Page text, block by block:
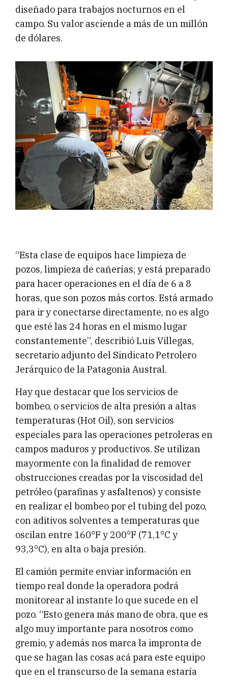
diseñado para trabajos nocturnos en el
campo. Su valor asciende a más de un millón
de dólares.
“Esta clase de equipos hace limpieza de
pozos, limpieza de cañerías; y está preparado
para hacer operaciones en el día de 6 a 8
horas, que son pozos más cortos. Está armado
para ir y conectarse directamente, no es algo
que esté las 24 horas en el mismo lugar
constantemente”, describió Luis Villegas,
secretario adjunto del Sindicato Petrolero
Jerárquico de la Patagonia Austral.
Hay que destacar que los servicios de
bombeo, o servicios de alta presión a altas
temperaturas (Hot Oil), son servicios
especiales para las operaciones petroleras en
campos maduros y productivos. Se utilizan
mayormente con la finalidad de remover
obstrucciones creadas por la viscosidad del
petróleo (parafinas y asfaltenos) y consiste
en realizar el bombeo por el tubing del pozo,
con aditivos solventes a temperaturas que
oscilan entre 160°F y 200°F (71,1°C y
93,3°C), en alta o baja presión.
El camión permite enviar información en
tiempo real donde la operadora podrá
monitorear al instante lo que sucede en el
pozo. “Esto genera más mano de obra, que es
algo muy importante para nosotros como
gremio, y además nos marca la impronta de
que se hagan las cosas acá para este equipo
que en el transcurso de la semana estaría